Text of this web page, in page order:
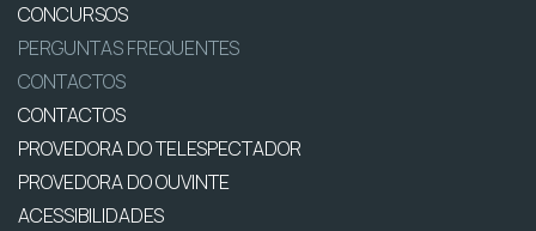
CONCURSOS
PERGUNTAS FREQUENTES
CONTACTOS
CONTACTOS
PROVEDORA DO TELESPECTADOR
PROVEDORA DO OUVINTE
ACESSIBILIDADES